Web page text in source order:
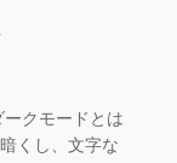
クモードとは
くし、文字な